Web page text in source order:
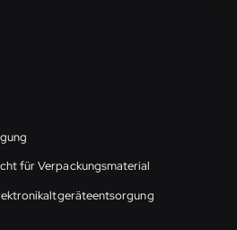
für Verpackungsmaterial